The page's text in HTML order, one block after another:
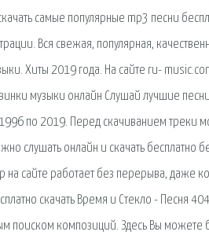
самые популярные mp3 песни
Вся свежая, популярная,
Хиты 2019 года. На сайте ru-
музыки онлайн Слушай лучшие
по 2019. Перед скачиванием треки
слушать онлайн и скачать бесплатно
на сайте работает без перерыва, даже
скачать Время и Стекло - Песня
поиском композиций. Здесь Вы можете